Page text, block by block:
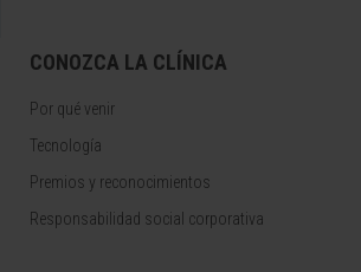
CONOZCA LA CLÍNICA
Por qué venir
Tecnología
Premios y reconocimientos
Responsabilidad social corporativa